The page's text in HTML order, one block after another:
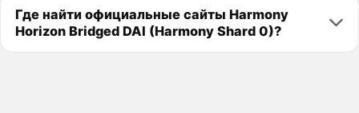
Где найти официальные сайты Harmony
Horizon Bridged DAI (Harmony Shard 0)?